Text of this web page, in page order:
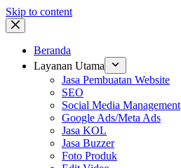
Skip to content
Beranda
Layanan Utama
Jasa Pembuatan Website
SEO
Social Media Management
Google Ads/Meta Ads
Jasa KOL
Jasa Buzzer
Foto Produk